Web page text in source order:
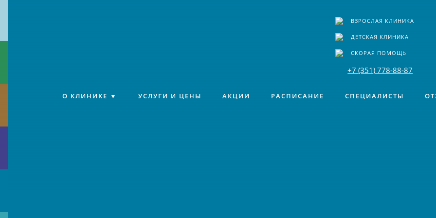
ВЗРОСЛАЯ КЛИНИКА
ДЕТСКАЯ КЛИНИКА
СКОРАЯ ПОМОЩЬ
+7 (351) 778-88-87
О КЛИНИКЕ УСЛУГИ И ЦЕНЫ АКЦИИ РАСПИСАНИЕ СПЕЦИАЛИСТЫ